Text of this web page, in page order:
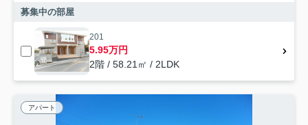
募集中の部屋
201
5.95万円
2階 / 58.21㎡ / 2LDK
アパート